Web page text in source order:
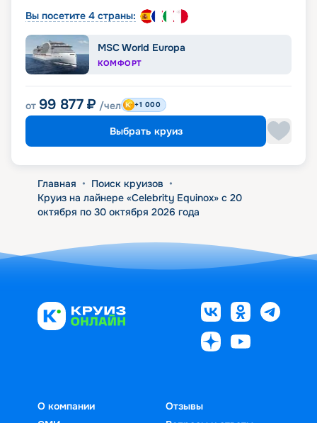
Вы посетите 4 страны:
MSC World Europa
КОМФОРТ
от 99 877 ₽ /чел +1 000
Выбрать круиз
Главная • Поиск круизов •
Круиз на лайнере «Celebrity Equinox» с 20
октября по 30 октября 2026 года
О компании
Отзывы